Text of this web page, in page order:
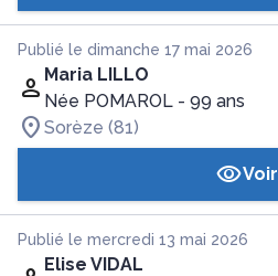
Publié le dimanche 17 mai 2026
Maria LILLO
Née POMAROL - 99 ans
Sorèze (81)
Voir
Publié le mercredi 13 mai 2026
Elise VIDAL